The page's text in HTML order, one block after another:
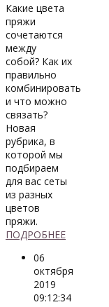
Какие цвета
пряжи
сочетаются
между
собой? Как их
правильно
комбинировать
и что можно
связать?
Новая
рубрика, в
которой мы
подбираем
для вас сеты
из разных
цветов
пряжи.
ПОДРОБНЕЕ
06
октября
2019
09:12:34